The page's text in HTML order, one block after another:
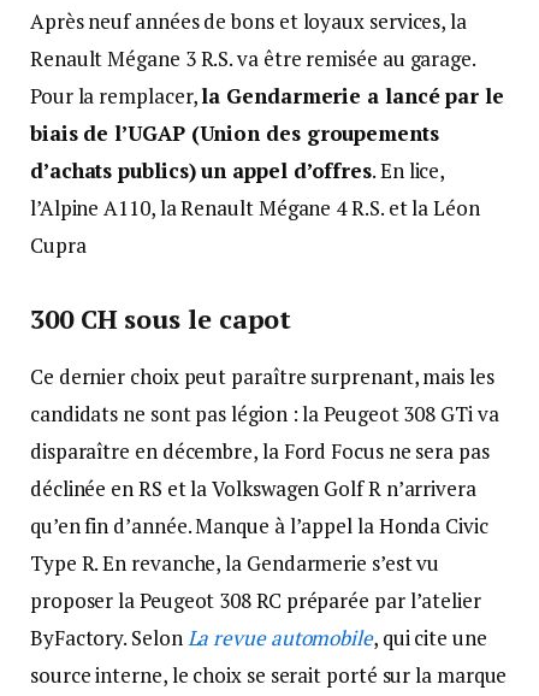
Après neuf années de bons et loyaux services, la
Renault Mégane 3 R.S. va être remisée au garage.
Pour la remplacer,la Gendarmerie a lancé par le
biais de l’UGAP (Union des groupements
d’achats publics) un appel d’offres. En lice,
l’Alpine A110, la Renault Mégane 4 R.S. et la Léon
Cupra
300 CH sous le capot
Ce dernier choix peut paraître surprenant, mais les
candidats ne sont pas légion : la Peugeot 308 GTi va
disparaître en décembre, la Ford Focus ne sera pas
déclinée en RS et la Volkswagen Golf R n’arrivera
qu’en fin d’année. Manque à l’appel la Honda Civic
Type R. En revanche, la Gendarmerie s’est vu
proposer la Peugeot 308 RC préparée par l’atelier
ByFactory. SelonLa revue automobile, qui cite une
source interne, le choix se serait porté sur la marque